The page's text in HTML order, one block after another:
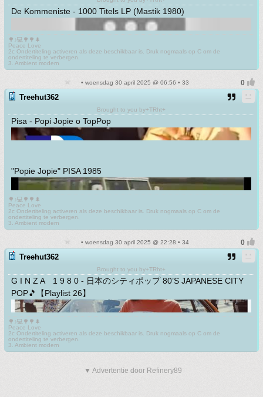
De Kommeniste - 1000 Titels LP (Mastik 1980)
🌳♪💻🌳🌳🌲
Peace Love
2c Ondertiteling activeren als deze beschikbaar is. Druk nogmaals op C om de
ondertiteling te verbergen.
3. Ambient modern
• woensdag 30 april 2025 @ 06:56 • 33
Treehut362
Brought to you by+TRht+
Pisa - Popi Jopie o TopPop
"Popie Jopie" PISA 1985
🌳♪💻🌳🌳🌲
Peace Love
2c Ondertiteling activeren als deze beschikbaar is. Druk nogmaals op C om de
ondertiteling te verbergen.
3. Ambient modern
• woensdag 30 april 2025 @ 22:28 • 34
Treehut362
Brought to you by+TRht+
G I N Z A 1 9 8 0 - 日本のシティポップ 80’S JAPANESE CITY
POP🎵【Playlist 26】
🌳♪💻🌳🌳🌲
Peace Love
2c Ondertiteling activeren als deze beschikbaar is. Druk nogmaals op C om de
ondertiteling te verbergen.
3. Ambient modern
▼ Advertentie door Refinery89